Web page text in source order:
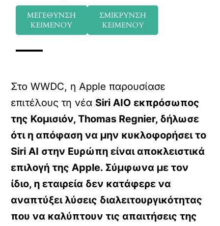
ΜΕΓΕΘΥΝΣΗ
ΚΕΙΜΕΝΟΥ
ΣΜΙΚΡΥΝΣΗ
ΚΕΙΜΕΝΟΥ
Στο WWDC, η Apple παρουσίασε
επιτέλους τη νέα Siri AIΟ εκπρόσωπος
της Κομισιόν, Thomas Regnier, δήλωσε
ότι η απόφαση να μην κυκλοφορήσει το
Siri AI στην Ευρώπη είναι αποκλειστικά
επιλογή της Apple. Σύμφωνα με τον
ίδιο, η εταιρεία δεν κατάφερε να
αναπτύξει λύσεις διαλειτουργικότητας
που να καλύπτουν τις απαιτήσεις της